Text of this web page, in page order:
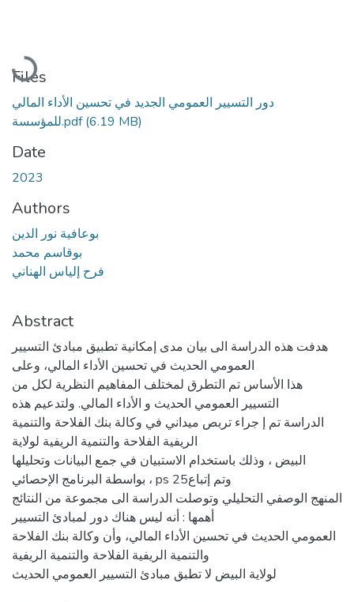
Loading...
Files
دور التسيير العمومي الجديد في تحسين الأداء المالي
للمؤسسة.pdf(6.19 MB)
Date
2023
Authors
بوعافية نور الدين
بوقاسم محمد
فرح إلياس الهناني
Abstract
هدفت هذه الدراسة الى بيان مدى إمكانية تطبيق مبادئ التسيير
العمومي الحديث في تحسين الأداء المالي، وعلى
هذا الأساس تم التطرق لمختلف المفاهيم النظرية لكل من
التسيير العمومي الحديث و الأداء المالي. ولتدعيم هذه
الدراسة تم إ جراء تربص ميداني في وكالة بنك الفلاحة والتنمية
الريفية الفلاحة والتنمية الريفية لولاية
البيض ، وذلك باستخدام الاستبيان في جمع البيانات وتحليلها
بواسطة البرنامج الإحصائي ، ps 25وتم إتباع
المنهج الوصفي التحليلي وتوصلت الدراسة الى مجموعة من النتائج
أهمها : أنه ليس هناك دور لمبادئ التسيير
العمومي الحديث في تحسين الأداء المالي، وأن وكالة بنك الفلاحة
والتنمية الريفية الفلاحة والتنمية الريفية
لولاية البيض لا تطبق مبادئ التسيير العمومي الحديث